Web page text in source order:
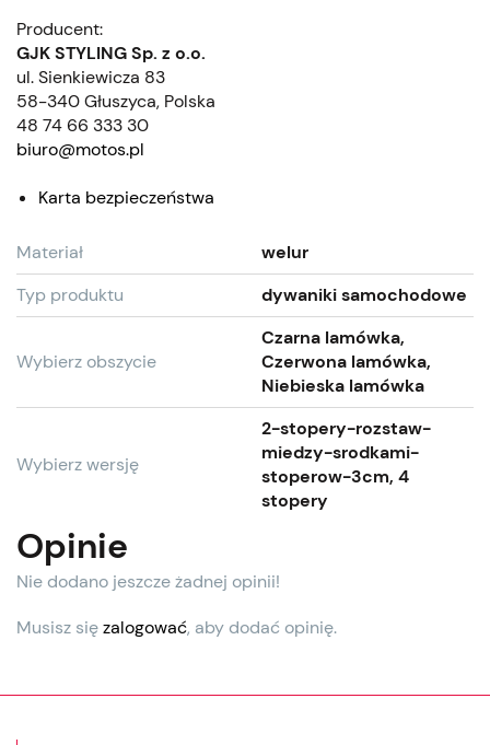
Producent:
GJK STYLING Sp. z o.o.
ul. Sienkiewicza 83
58-340 Głuszyca, Polska
48 74 66 333 30
biuro@motos.pl
Karta bezpieczeństwa
Materiał
welur
Typ produktu
dywaniki samochodowe
Wybierz obszycie
Czarna lamówka,
Czerwona lamówka,
Niebieska lamówka
Wybierz wersję
2-stopery-rozstaw-
miedzy-srodkami-
stoperow-3cm, 4
stopery
Opinie
Nie dodano jeszcze żadnej opinii!
Musisz sięzalogować, aby dodać opinię.